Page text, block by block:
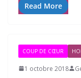
Read More
COUP DE CŒUR
1 octobre 2018